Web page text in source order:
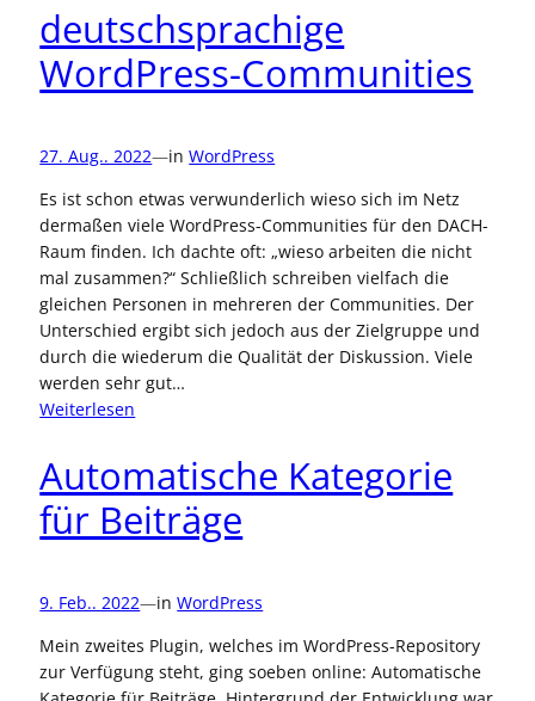
deutschsprachige
WordPress-Communities
27. Aug.. 2022—inWordPress
Es ist schon etwas verwunderlich wieso sich im Netz
dermaßen viele WordPress-Communities für den DACH-
Raum finden. Ich dachte oft: „wieso arbeiten die nicht
mal zusammen?“ Schließlich schreiben vielfach die
gleichen Personen in mehreren der Communities. Der
Unterschied ergibt sich jedoch aus der Zielgruppe und
durch die wiederum die Qualität der Diskussion. Viele
werden sehr gut…
Weiterlesen
WordPress-
Communities
Automatische Kategorie
für Beiträge
9. Feb.. 2022—inWordPress
Mein zweites Plugin, welches im WordPress-Repository
zur Verfügung steht, ging soeben online: Automatische